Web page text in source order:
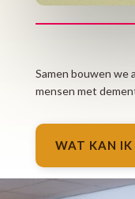
Samen bouwen we
mensen met
WAT KAN IK